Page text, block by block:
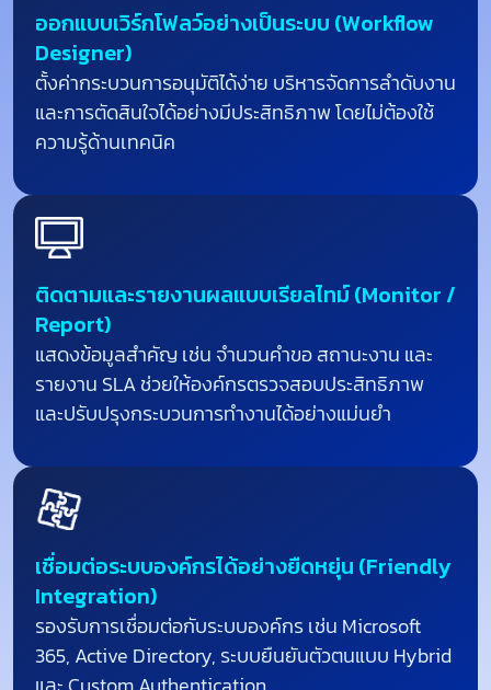
ออกแบบเวิร์กโฟลว์อย่างเป็นระบบ (Workflow
Designer)
ตั้งค่ากระบวนการอนุมัติได้ง่าย บริหารจัดการลำดับงาน
และการตัดสินใจได้อย่างมีประสิทธิภาพ โดยไม่ต้องใช้
ความรู้ด้านเทคนิค
ติดตามและรายงานผลแบบเรียลไทม์ (Monitor /
Report)
แสดงข้อมูลสำคัญ เช่น จำนวนคำขอ สถานะงาน และ
รายงาน SLAช่วยให้องค์กรตรวจสอบประสิทธิภาพ
และปรับปรุงกระบวนการทำงานได้อย่างแม่นยำ
เชื่อมต่อระบบองค์กรได้อย่างยืดหยุ่น (Friendly
Integration)
รองรับการเชื่อมต่อกับระบบองค์กรเช่น Microsoft
365, Active Directory, ระบบยืนยันตัวตนแบบ Hybrid